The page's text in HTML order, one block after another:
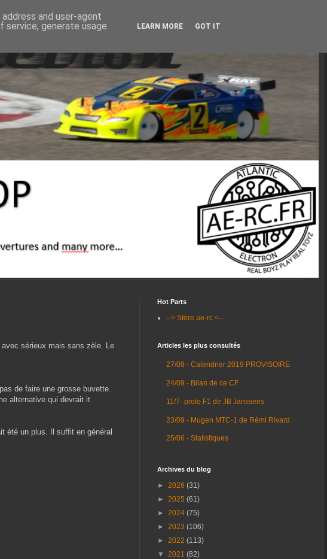
sérieux mais sans zèle. Le
de faire une grosse buvette.
alternative qui devrait it
été un plus. Il suffit en général
Hot Parts
--> Store ae-rc <--
Articles les plus consultés
27/08 - Calendrier 2019 PROVISOIRE
24/09 - Bilan de ce CF
11/7- proto F1 de JB Janssens
23/09 - Mugen MTC-1 de Rémi Rivard
25/06 - Statistiques
Archives du blog
► 2026 (31)
► 2025 (61)
► 2024 (75)
► 2023 (106)
► 2022 (113)
▼ 2021 (82)
and user-agent
service, generate usage
LEARN MORE GOT IT